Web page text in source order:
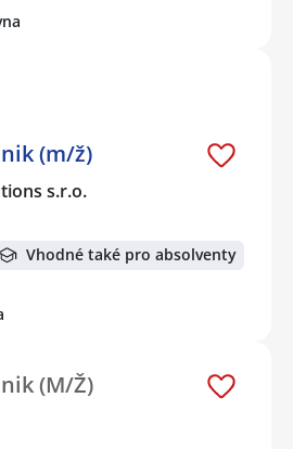
(m/ž)
s.r.o.
Vhodné také pro absolventy
(M/Ž)